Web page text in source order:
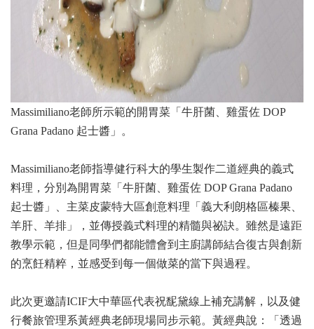
Massimiliano老師所示範的開胃菜「牛肝菌、雞蛋佐 DOP
Grana Padano 起士醬」。
Massimiliano老師指導健行科大的學生製作二道經典的義式
料理，分別為開胃菜「牛肝菌、雞蛋佐 DOP Grana Padano
起士醬」、主菜皮蒙特大區創意料理「義大利朗格區榛果、
羊肝、羊排」，並傳授義式料理的精髓與祕訣。雖然是遠距
教學示範，但是同學們都能體會到主廚講師結合復古與創新
的烹飪精粹，並感受到每一個做菜的當下與過程。
此次更邀請ICIF大中華區代表祝馜黛線上補充講解，以及健
行餐旅管理系黃經典老師現場同步示範。黃經典說：「透過